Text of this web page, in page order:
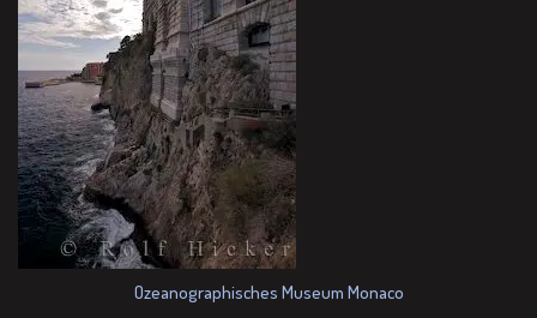
Ozeanographisches Museum Monaco